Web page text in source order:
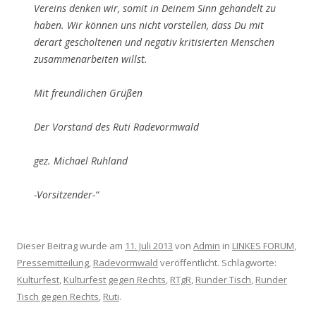
Vereins denken wir, somit in Deinem Sinn gehandelt zu
haben. Wir können uns nicht vorstellen, dass Du mit
derart gescholtenen und negativ kritisierten Menschen
zusammenarbeiten willst.
Mit freundlichen Grüßen
Der Vorstand des Ruti Radevormwald
gez. Michael Ruhland
-Vorsitzender-“
Dieser Beitrag wurde am 11. Juli 2013 von Admin in LINKES FORUM,
Pressemitteilung, Radevormwald veröffentlicht. Schlagworte:
Kulturfest, Kulturfest gegen Rechts, RTgR, Runder Tisch, Runder
Tisch gegen Rechts, Ruti.